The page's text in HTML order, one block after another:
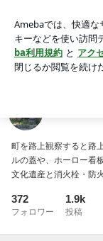
アプリをダウンロ
ょう。
町を路上観察すると路
ルの蓋や、ホーロー看
文化遺産と消火栓・防
372
フォロワー
1.9k
投稿